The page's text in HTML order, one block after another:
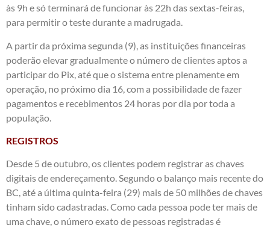
às 9h e só terminará de funcionar às 22h das sextas-feiras,
para permitir o teste durante a madrugada.
A partir da próxima segunda (9), as instituições financeiras
poderão elevar gradualmente o número de clientes aptos a
participar do Pix, até que o sistema entre plenamente em
operação, no próximo dia 16, com a possibilidade de fazer
pagamentos e recebimentos 24 horas por dia por toda a
população.
REGISTROS
Desde 5 de outubro, os clientes podem registrar as chaves
digitais de endereçamento. Segundo o balanço mais recente do
BC, até a última quinta-feira (29) mais de 50 milhões de chaves
tinham sido cadastradas. Como cada pessoa pode ter mais de
uma chave, o número exato de pessoas registradas é